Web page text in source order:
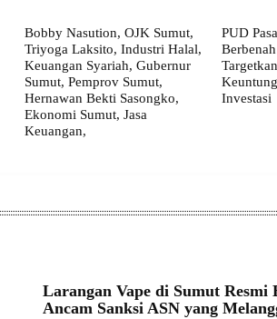
Bobby Nasution, OJK Sumut,
Triyoga Laksito, Industri Halal,
Keuangan Syariah, Gubernur
Sumut, Pemprov Sumut,
Hernawan Bekti Sasongko,
Ekonomi Sumut, Jasa
Keuangan,
PUD
Investasi
Larangan Vape di Sumut Resmi
Ancam Sanksi ASN yang